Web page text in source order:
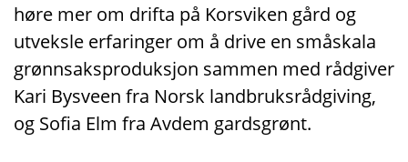
høre mer om drifta på Korsviken gård og
utveksle erfaringer om å drive en småskala
grønnsaksproduksjon sammen med rådgiver
Kari Bysveen fra Norsk landbruksrådgiving,
og Sofia Elm fra Avdem gardsgrønt.